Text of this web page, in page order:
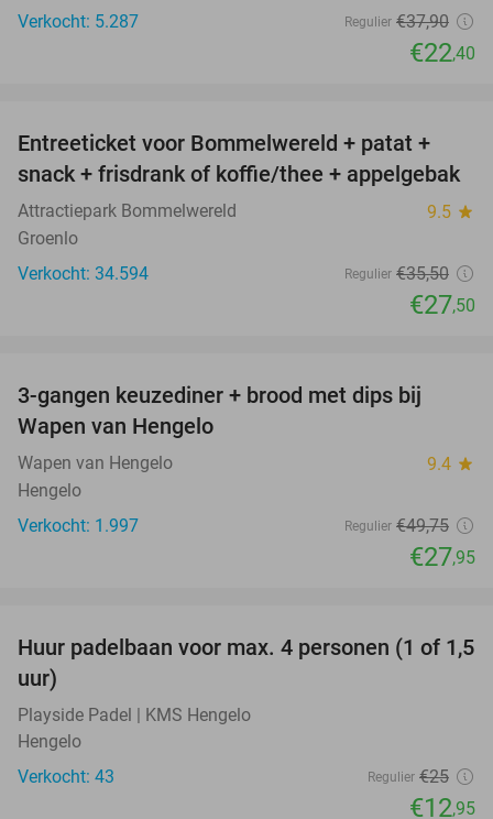
Verkocht: 5.287 Regulier €37,90
€22,40
23%
Entreeticket voor Bommelwereld + patat +
snack + frisdrank of koffie/thee + appelgebak
Attractiepark Bommelwereld 9.5 star
Groenlo
Verkocht: 34.594
Regulier €35,50
€27,50
3-gangen keuzediner + brood met dips bij
Wapen van Hengelo
Wapen van Hengelo 9.4 star
Hengelo
Verkocht: 1.997
Regulier €49,75
€27,95
48%
Huur padelbaan voor max. 4 personen (1 of 1,5
uur)
Playside Padel | KMS Hengelo
Hengelo
Verkocht: 43
Regulier €25
€12,95